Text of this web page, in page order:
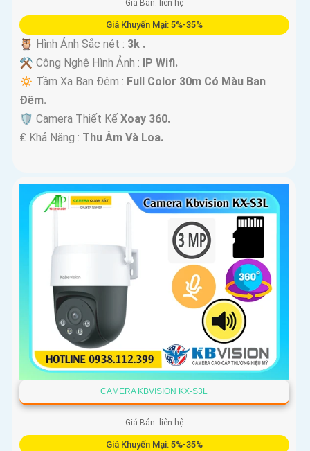
Giá Bán: liên hệ
Giá Khuyến Mại: 5%-35%
🦉 Hình Ảnh Sắc nét : 3k .
⚒ Công Nghệ Hình Ảnh : IP Wifi.
🔅 Tầm Xa Ban Đêm : Full Color 30m Có Màu Ban
Ðêm.
🛡 Camera Thiết Kế Xoay 360.
️₤ Khả Năng : Thu Âm Và Loa.
CAMERA KBVISION KX-S3L
Giá Bán: liên hệ
Giá Khuyến Mại: 5%-35%